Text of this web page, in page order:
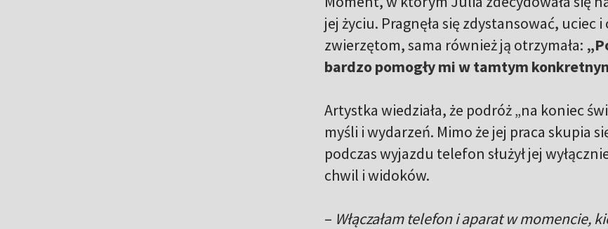
jej życiu. Pragnęła się zdystansować, uciec
zwierzętom, sama również ją otrzymała:
bardzo pomogły mi w tamtym
Artystka wiedziała, że podróż „na koniec
myśli i wydarzeń. Mimo że jej praca skupia
podczas wyjazdu telefon służył jej
chwil i widoków.
– Włączałam telefon i aparat w momencie,